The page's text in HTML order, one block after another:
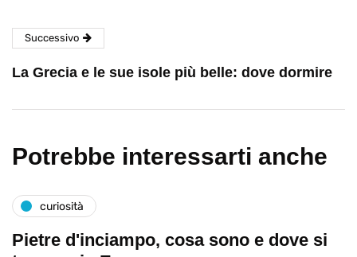
Successivo
La Grecia e le sue isole più belle: dove dormire
Potrebbe interessarti anche
curiosità
Pietre d'inciampo, cosa sono e dove si